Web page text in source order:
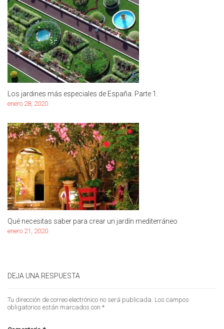
Los jardines más especiales de España. Parte 1.
enero 28, 2020
Qué necesitas saber para crear un jardín mediterráneo
enero 21, 2020
DEJA UNA RESPUESTA
Tu dirección de correo electrónico no será publicada. Los campos
obligatorios están marcados con *